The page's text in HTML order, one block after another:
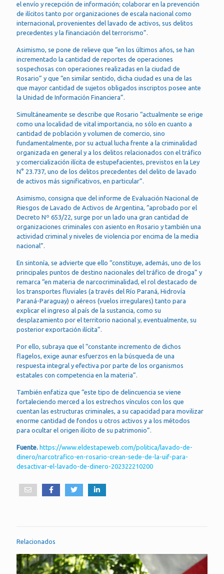
el envío y recepción de información; colaborar en la prevención
de ilícitos tanto por organizaciones de escala nacional como
internacional, provenientes del lavado de activos, sus delitos
precedentes y la financiación del terrorismo”.
Asimismo, se pone de relieve que “en los últimos años, se han
incrementado la cantidad de reportes de operaciones
sospechosas con operaciones realizadas en la ciudad de
Rosario” y que “en similar sentido, dicha ciudad es una de las
que mayor cantidad de sujetos obligados inscriptos posee ante
la Unidad de Información Financiera”.
Simultáneamente se describe que Rosario “actualmente se erige
como una localidad de vital importancia, no sólo en cuanto a
cantidad de población y volumen de comercio, sino
fundamentalmente, por su actual lucha frente a la criminalidad
organizada en general y a los delitos relacionados con el tráfico
y comercialización ilícita de estupefacientes, previstos en la Ley
N° 23.737, uno de los delitos precedentes del delito de lavado
de activos más significativos, en particular”.
Asimismo, consigna que del informe de Evaluación Nacional de
Riesgos de Lavado de Activos de Argentina, “aprobado por el
Decreto Nº 653/22, surge por un lado una gran cantidad de
organizaciones criminales con asiento en Rosario y también una
actividad criminal y niveles de violencia por encima de la media
nacional”.
En sintonía, se advierte que ello “constituye, además, uno de los
principales puntos de destino nacionales del tráfico de droga” y
remarca “en materia de narcocriminalidad, el rol destacado de
los transportes fluviales (a través del Río Paraná, Hidrovía
Paraná-Paraguay) o aéreos (vuelos irregulares) tanto para
explicar el ingreso al país de la sustancia, como su
desplazamiento por el territorio nacional y, eventualmente, su
posterior exportación ilícita”.
Por ello, subraya que el “constante incremento de dichos
flagelos, exige aunar esfuerzos en la búsqueda de una
respuesta integral y efectiva por parte de los organismos
estatales con competencia en la materia”.
También enfatiza que “este tipo de delincuencia se viene
fortaleciendo merced a los estrechos vínculos con los que
cuentan las estructuras criminales, a su capacidad para movilizar
enorme cantidad de fondos u otros activos y a los métodos
para ocultar el origen ilícito de su patrimonio”.
Fuente. https://www.eldestapeweb.com/politica/lavado-de-
dinero/narcotrafico-en-rosario-crean-sede-de-la-uif-para-
desactivar-el-lavado-de-dinero-202322210200
Relacionados